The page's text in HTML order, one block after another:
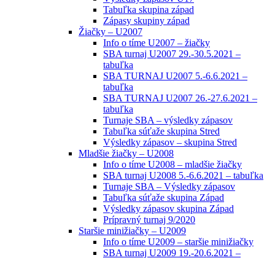
Tabuľka skupina západ
Zápasy skupiny západ
Žiačky – U2007
Info o tíme U2007 – žiačky
SBA turnaj U2007 29.-30.5.2021 –
tabuľka
SBA TURNAJ U2007 5.-6.6.2021 –
tabuľka
SBA TURNAJ U2007 26.-27.6.2021 –
tabuľka
Turnaje SBA – výsledky zápasov
Tabuľka súťaže skupina Stred
Výsledky zápasov – skupina Stred
Mladšie žiačky – U2008
Info o tíme U2008 – mladšie žiačky
SBA turnaj U2008 5.-6.6.2021 – tabuľka
Turnaje SBA – Výsledky zápasov
Tabuľka súťaže skupina Západ
Výsledky zápasov skupina Západ
Prípravný turnaj 9/2020
Staršie minižiačky – U2009
Info o tíme U2009 – staršie minižiačky
SBA turnaj U2009 19.-20.6.2021 –